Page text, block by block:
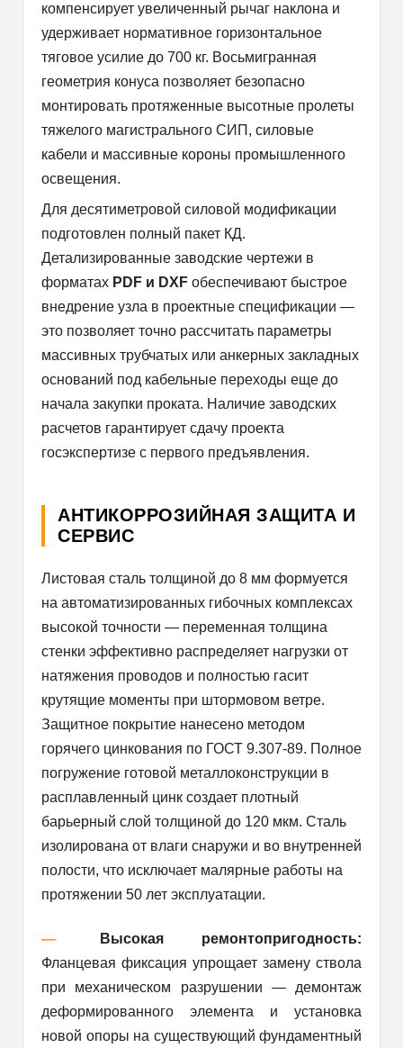
компенсирует увеличенный рычаг наклона и
удерживает нормативное горизонтальное
тяговое усилие до 700 кг. Восьмигранная
геометрия конуса позволяет безопасно
монтировать протяженные высотные пролеты
тяжелого магистрального СИП, силовые
кабели и массивные короны промышленного
освещения.
Для десятиметровой силовой модификации
подготовлен полный пакет КД.
Детализированные заводские чертежи в
форматах PDF и DXF обеспечивают быстрое
внедрение узла в проектные спецификации —
это позволяет точно рассчитать параметры
массивных трубчатых или анкерных закладных
оснований под кабельные переходы еще до
начала закупки проката. Наличие заводских
расчетов гарантирует сдачу проекта
госэкспертизе с первого предъявления.
АНТИКОРРОЗИЙНАЯ ЗАЩИТА И
СЕРВИС
Листовая сталь толщиной до 8 мм формуется
на автоматизированных гибочных комплексах
высокой точности — переменная толщина
стенки эффективно распределяет нагрузки от
натяжения проводов и полностью гасит
крутящие моменты при штормовом ветре.
Защитное покрытие нанесено методом
горячего цинкования по ГОСТ 9.307-89. Полное
погружение готовой металлоконструкции в
расплавленный цинк создает плотный
барьерный слой толщиной до 120 мкм. Сталь
изолирована от влаги снаружи и во внутренней
полости, что исключает малярные работы на
протяжении 50 лет эксплуатации.
—
Высокая ремонтопригодность:
Фланцевая фиксация упрощает замену ствола
при механическом разрушении — демонтаж
деформированного элемента и установка
новой опоры на существующий фундаментный